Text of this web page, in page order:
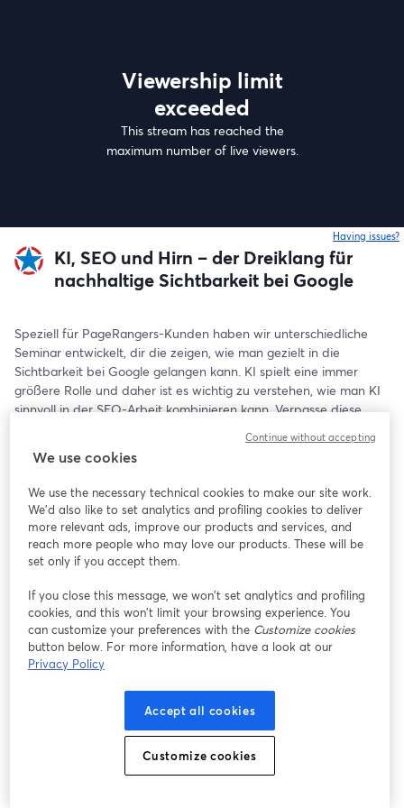
Viewership limit
exceeded
This stream has reached the
maximum number of live viewers.
Having issues?
KI, SEO und Hirn – der Dreiklang für
nachhaltige Sichtbarkeit bei Google​
Speziell für PageRangers-Kunden haben wir unterschiedliche
Seminar entwickelt, dir die zeigen, wie man gezielt in die
Sichtbarkeit bei Google gelangen kann. KI spielt eine immer
größere Rolle und daher ist es wichtig zu verstehen, wie man KI
sinnvoll in der SEO-Arbeit kombinieren kann. Verpasse diese
Das erwartet dich:
👉 Verstehe, welche Inhalte Google wirklich liebt
👉 Lerne den richtigen Umgang mit KI, SEO und wie wichtig der
Mensch dabei ist
👉 Lerne, wie du iterativ KI für die effiziente Texterstellung
👉 Bilde ideale Themenautorität in deiner Branche
👉 Lass dir zeigen, wie du deinen Content perfekt analysieren &
optimieren kannst
👉Lerne, wieso ChatGPT-Texte keine nachhaltige Strategie sind
Sei bereit, deine Fähigkeiten im Content-Management zu
vertiefen und deinen Erfolg durch eine durchdachte
Themenautorität und effiziente Texterstellung zu steigern.
We use cookies
We use the necessary technical cookies to make our site work.
We'd also like to set analytics and profiling cookies to deliver
more relevant ads, improve our products and services, and
reach more people who may love our products. These will be
set only if you accept them.
If you close this message, we won’t set analytics and profiling
cookies, and this won’t limit your browsing experience. You
can customize your preferences with the Customize cookies
button below. For more information, have a look at our
Privacy Policy
Accept all cookies
Customize cookies
Continue without accepting